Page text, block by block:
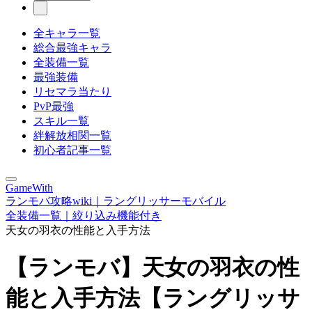
全キャラ一覧
総合最強キャラ
全装備一覧
最強装備
リセマラ当たり
PvP最強
スキル一覧
絆解放相関一覧
初心者記事一覧
GameWith
ランモバ攻略wiki｜ラングリッサーモバイル
全装備一覧｜絞り込み機能付き
天女の羽衣の性能と入手方法
【ランモバ】天女の羽衣の性
能と入手方法【ラングリッサ